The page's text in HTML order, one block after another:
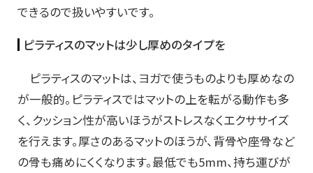
できるので扱いやすいです。
ピラティスのマットは少し厚めのタイプを
ピラティスのマットは、ヨガで使うものよりも厚めなの
が一般的。ピラティスではマットの上を転がる動作も多
く、クッション性が高いほうがストレスなくエクササイズ
を行えます。厚さのあるマットのほうが、背骨や座骨など
の骨も痛めにくくなります。最低でも5mm、持ち運びが